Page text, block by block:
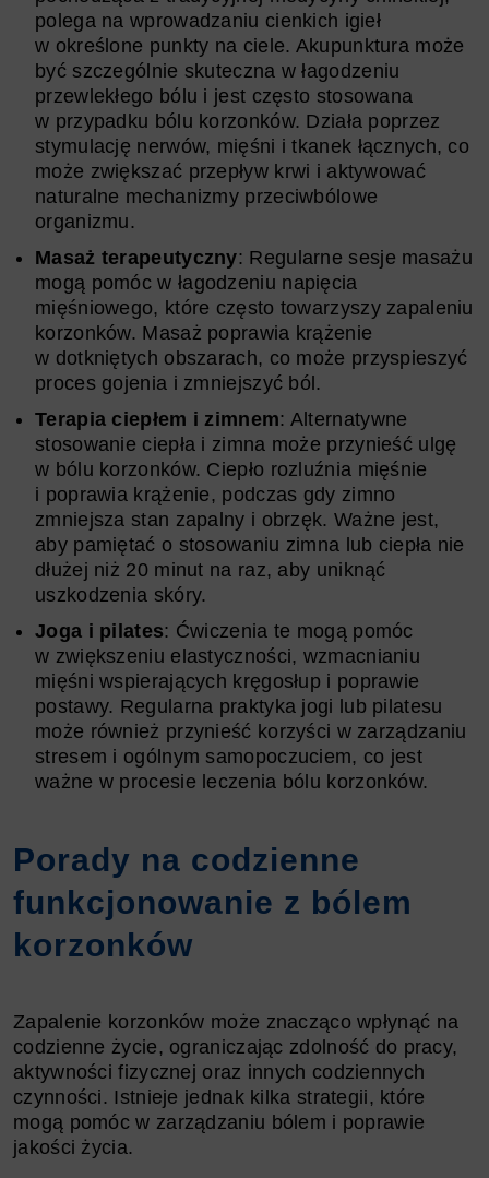
polega na wprowadzaniu cienkich igieł
w określone punkty na ciele. Akupunktura może
być szczególnie skuteczna w łagodzeniu
przewlekłego bólu i jest często stosowana
w przypadku bólu korzonków. Działa poprzez
stymulację nerwów, mięśni i tkanek łącznych, co
może zwiększać przepływ krwi i aktywować
naturalne mechanizmy przeciwbólowe
organizmu.
Masaż terapeutyczny: Regularne sesje masażu
mogą pomóc w łagodzeniu napięcia
mięśniowego, które często towarzyszy zapaleniu
korzonków. Masaż poprawia krążenie
w dotkniętych obszarach, co może przyspieszyć
proces gojenia i zmniejszyć ból.
Terapia ciepłem i zimnem: Alternatywne
stosowanie ciepła i zimna może przynieść ulgę
w bólu korzonków. Ciepło rozluźnia mięśnie
i poprawia krążenie, podczas gdy zimno
zmniejsza stan zapalny i obrzęk. Ważne jest,
aby pamiętać o stosowaniu zimna lub ciepła nie
dłużej niż 20 minut na raz, aby uniknąć
uszkodzenia skóry.
Joga i pilates: Ćwiczenia te mogą pomóc
w zwiększeniu elastyczności, wzmacnianiu
mięśni wspierających kręgosłup i poprawie
postawy. Regularna praktyka jogi lub pilatesu
może również przynieść korzyści w zarządzaniu
stresem i ogólnym samopoczuciem, co jest
ważne w procesie leczenia bólu korzonków.
Porady na codzienne
funkcjonowanie z bólem
korzonków
Zapalenie korzonków może znacząco wpłynąć na
codzienne życie, ograniczając zdolność do pracy,
aktywności fizycznej oraz innych codziennych
czynności. Istnieje jednak kilka strategii, które
mogą pomóc w zarządzaniu bólem i poprawie
jakości życia.